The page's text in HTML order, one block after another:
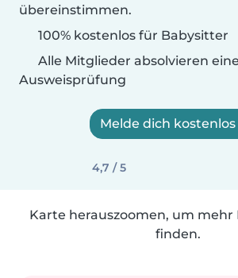
übereinstimmen.
100% kostenlos für Babysitter
Alle Mitglieder absolvieren
Ausweisprüfung
Melde dich kostenlos
4,7 / 5
Karte herauszoomen, um mehr
finden.